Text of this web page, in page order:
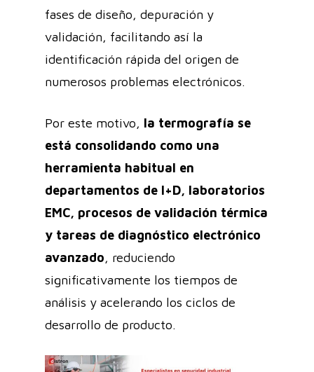
fases de diseño, depuración y
validación, facilitando así la
identificación rápida del origen de
numerosos problemas electrónicos.
Por este motivo, la termografía se
está consolidando como una
herramienta habitual en
departamentos de I+D, laboratorios
EMC, procesos de validación térmica
y tareas de diagnóstico electrónico
avanzado, reduciendo
significativamente los tiempos de
análisis y acelerando los ciclos de
desarrollo de producto.